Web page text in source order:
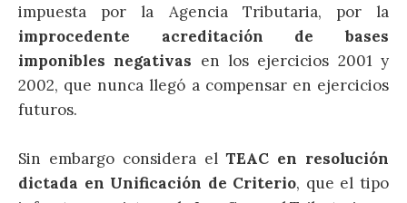
impuesta por la Agencia Tributaria, por la
improcedente acreditación de bases
imponibles negativas en los ejercicios 2001 y
2002, que nunca llegó a compensar en ejercicios
futuros.
Sin embargo considera elTEAC en resolución
dictada en Unificación de Criterio, que el tipo